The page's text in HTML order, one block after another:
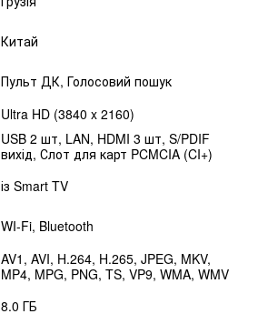
Китай
Пульт ДК, Голосовий пошук
Ultra HD (3840 x 2160)
USB 2 шт, LAN, HDMI 3 шт, S/PDIF
вихід, Слот для карт PCMCIA (CI+)
із Smart TV
WI-Fi, Bluetooth
AV1, AVI, H.264, H.265, JPEG, MKV,
MP4, MPG, PNG, TS, VP9, WMA, WMV
8.0 ГБ